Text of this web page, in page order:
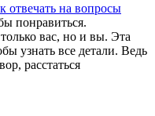
отвечать на вопросы
понравиться.
вас, но и вы. Эта
узнать все детали. Ведь
расстаться